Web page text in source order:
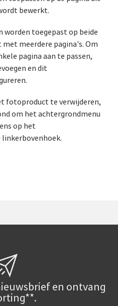
bewerkt.
worden toegepast op beide
meerdere pagina's. Om
pagina aan te passen,
en dit
fotoproduct te verwijderen,
om het achtergrondmenu
op het
en ontvang